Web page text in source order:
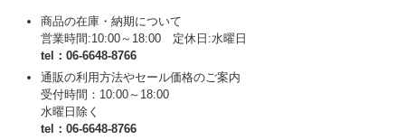
商品の在庫・納期について
営業時間:10:00～18:00 定休日:水曜日
tel：06-6648-8766
通販の利用方法やセール価格のご案内
受付時間：10:00～18:00
水曜日除く
tel：06-6648-8766